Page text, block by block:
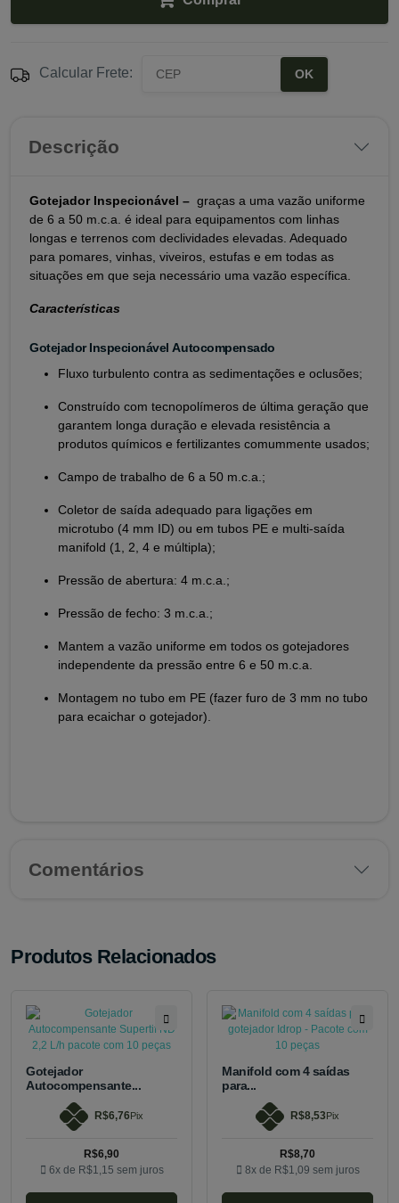
Calcular Frete: OK
Descrição
Gotejador Inspecionável – graças a uma vazão uniforme
de 6 a 50 m.c.a. é ideal para equipamentos com linhas
longas e terrenos com declividades elevadas. Adequado
para pomares, vinhas, viveiros, estufas e em todas as
situações em que seja necessário uma vazão específica.
Características
Gotejador Inspecionável Autocompensado
Fluxo turbulento contra as sedimentações e oclusões;
Construído com tecnopolímeros de última geração que
garantem longa duração e elevada resistência a
produtos químicos e fertilizantes comummente usados;
Campo de trabalho de 6 a 50 m.c.a.;
Coletor de saída adequado para ligações em
microtubo (4 mm ID) ou em tubos PE e multi-saída
manifold (1, 2, 4 e múltipla);
Pressão de abertura: 4 m.c.a.;
Pressão de fecho: 3 m.c.a.;
Mantem a vazão uniforme em todos os gotejadores
independente da pressão entre 6 e 50 m.c.a.
Montagem no tubo em PE (fazer furo de 3 mm no tubo
para ecaichar o gotejador).
Comentários
Produtos Relacionados
Gotejador
Autocompensante...
R$6,76 Pix
R$6,90
6x de R$1,15 sem juros
Manifold com 4 saídas
para...
R$8,53 Pix
R$8,70
8x de R$1,09 sem juros